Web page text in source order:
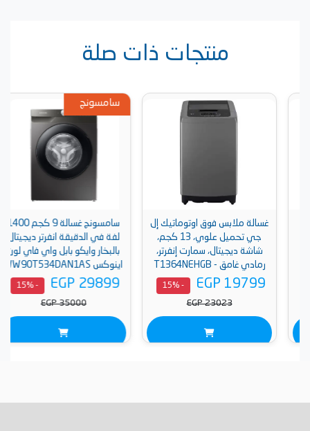
منتجات ذات صلة
غسالة ملابس فوق اوتوماتيك إل
جي تحميل علوي، 13 كجم،
شاشة ديجيتال، سمارت إنفرتر،
رمادي غامق - T1364NEHGB
EGP 19799
- 15%
EGP 23023
سامسونج
سامسونج غسالة 9 كجم 1400
لفة في الدقيقة انفرتر ديجيتال
بالبخار وايكو بابل واي فاي لون
اينوكس WW90T534DAN1AS
EGP 29899
- 15%
EGP 35000